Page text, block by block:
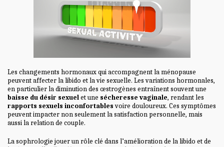
Les changements hormonaux qui accompagnent la ménopause
peuvent affecter la libido et la vie sexuelle. Les variations hormonales,
en particulier la diminution des œstrogènes entraînent souvent une
baisse du désir sexuelet une sécheresse vaginale, rendant les
rapports sexuels inconfortablesvoire douloureux. Ces symptômes
peuvent impacter non seulement la satisfaction personnelle, mais
aussi la relation de couple.
La sophrologie jouer un rôle clé dans l’amélioration de la libido et de